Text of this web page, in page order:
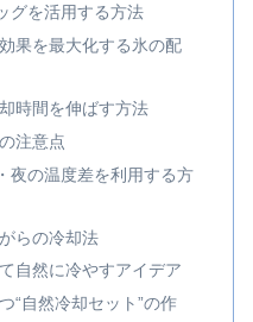
グを活用する方法
果を最大化する氷の配
時間を伸ばす方法
注意点
夜の温度差を利用する方
らの冷却法
自然に冷やすアイデア
“自然冷却セット”の作